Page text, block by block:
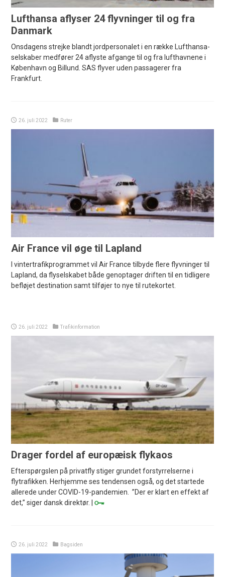
Lufthansa aflyser 24 flyvninger til og fra
Danmark
Onsdagens strejke blandt jordpersonalet i en række Lufthansa-
selskaber medfører 24 aflyste afgange til og fra lufthavnene i
København og Billund. SAS flyver uden passagerer fra
Frankfurt.
26. juli 2022 Ruter
Air France vil øge til Lapland
I vintertrafikprogrammet vil Air France tilbyde flere flyvninger til
Lapland, da flyselskabet både genoptager driften til en tidligere
befløjet destination samt tilføjer to nye til rutekortet.
26. juli 2022 Trafikinformation
Drager fordel af europæisk flykaos
Efterspørgslen på privatfly stiger grundet forstyrrelserne i
flytrafikken. Herhjemme ses tendensen også, og det startede
allerede under COVID-19-pandemien. ”Der er klart en effekt af
det,” siger dansk direktør. |
26. juli 2022 Bagsiden